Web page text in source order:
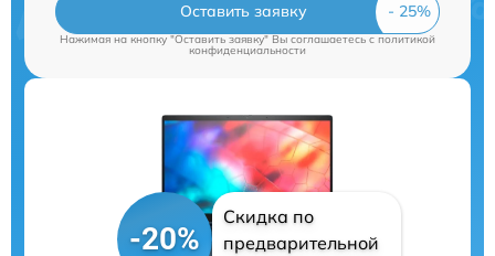
Оставить заявку
Нажимая на кнопку "Оставить заявку" Вы соглашаетесь cполитикой
конфиденциальности
-20%
Скидка по
предварительной